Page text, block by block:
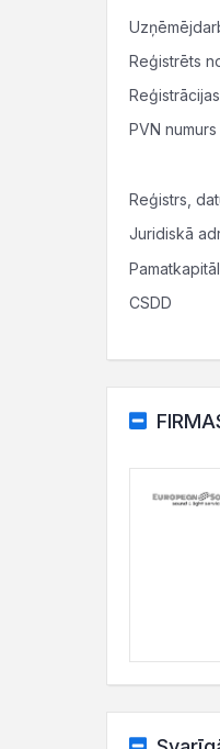
Reģistrēts
PVN numurs
Reģistrs,
Juridiskā
CSDD